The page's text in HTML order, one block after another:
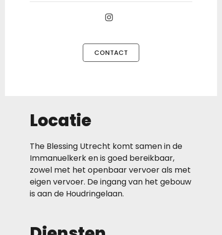
CONTACT
Locatie
The Blessing Utrecht komt samen in de
Immanuelkerk en is goed bereikbaar,
zowel met het openbaar vervoer als met
eigen vervoer. De ingang van het gebouw
is aan de Houdringelaan.